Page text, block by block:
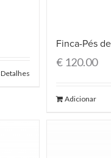
Detalhes
Finca-Pés
€120.00
Adicionar